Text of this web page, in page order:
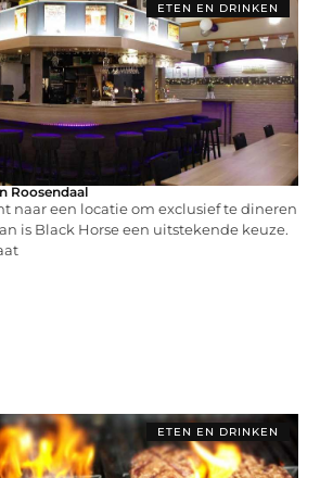
ETEN EN DRINKEN
Roosendaal
naar een locatie om exclusief te dineren
is Black Horse een uitstekende keuze.
ETEN EN DRINKEN